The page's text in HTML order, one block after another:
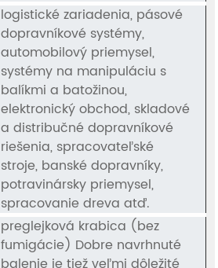
logistické zariadenia, pásové
dopravníkové systémy,
automobilový priemysel,
systémy na manipuláciu s
balíkmi a batožinou,
elektronický obchod, skladové
a distribučné dopravníkové
riešenia, spracovateľské
stroje, banské dopravníky,
potravinársky priemysel,
spracovanie dreva atď.
preglejková krabica (bez
fumigácie) Dobre navrhnuté